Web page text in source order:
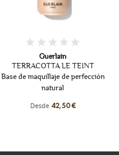
Guerlain
TERRACOTTA LE TEINT
Base de maquillaje de perfección
natural
Desde 42,50 €